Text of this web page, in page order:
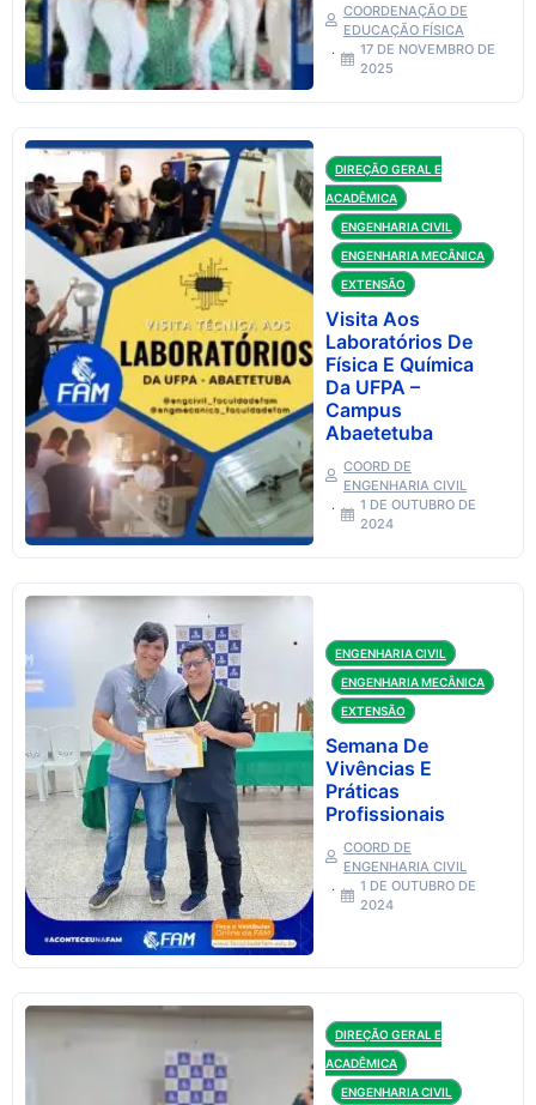
COORDENAÇÃO DE
EDUCAÇÃO FÍSICA
17 DE NOVEMBRO DE
2025
DIREÇÃO GERAL E
ACADÊMICA
ENGENHARIA CIVIL
ENGENHARIA MECÂNICA
EXTENSÃO
Visita Aos
Laboratórios De
Física E Química
Da UFPA –
Campus
Abaetetuba
COORD DE
ENGENHARIA CIVIL
1 DE OUTUBRO DE
2024
ENGENHARIA CIVIL
ENGENHARIA MECÂNICA
EXTENSÃO
Semana De
Vivências E
Práticas
Profissionais
COORD DE
ENGENHARIA CIVIL
1 DE OUTUBRO DE
2024
DIREÇÃO GERAL E
ACADÊMICA
ENGENHARIA CIVIL